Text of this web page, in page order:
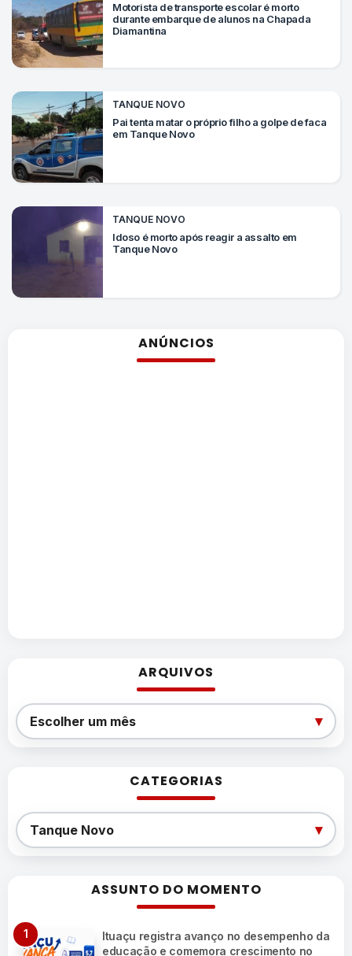
Motorista de transporte escolar é morto
durante embarque de alunos na Chapada
Diamantina
TANQUE NOVO
Pai tenta matar o próprio filho a golpe de faca
em Tanque Novo
TANQUE NOVO
Idoso é morto após reagir a assalto em
Tanque Novo
ANÚNCIOS
ARQUIVOS
Arquivos
Escolher um mês ▾
CATEGORIAS
Categorias
Tanque Novo ▾
ASSUNTO DO MOMENTO
Ituaçu registra avanço no desempenho da
educação e comemora crescimento no